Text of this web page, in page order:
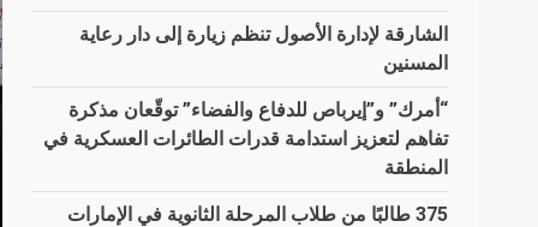
الشارقة لإدارة الأصول تنظم زيارة إلى دار رعاية
المسنين
“أمرك” و”إيرباص للدفاع والفضاء” توقّعان مذكرة
تفاهم لتعزيز استدامة قدرات الطائرات العسكرية في
المنطقة
375 طالبًا من طلاب المرحلة الثانوية في الإمارات